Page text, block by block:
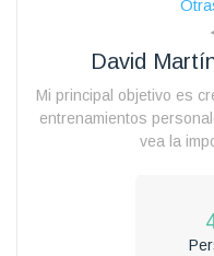
David
Mi principal objetivo es
entrenamientos
vea la